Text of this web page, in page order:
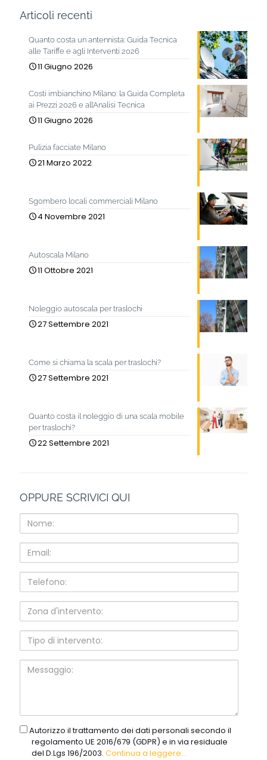
Articoli recenti
Quanto costa un antennista: Guida Tecnica
alle Tariffe e agli Interventi 2026
11 Giugno 2026
Costi imbianchino Milano: la Guida Completa
ai Prezzi 2026 e all’Analisi Tecnica
11 Giugno 2026
Pulizia facciate Milano
21 Marzo 2022
Sgombero locali commerciali Milano
4 Novembre 2021
Autoscala Milano
11 Ottobre 2021
Noleggio autoscala per traslochi
27 Settembre 2021
Come si chiama la scala per traslochi?
27 Settembre 2021
Quanto costa il noleggio di una scala mobile
per traslochi?
22 Settembre 2021
OPPURE SCRIVICI QUI
Nome:
Email:
Telefono:
Zona
d'intervento:
Tipo
intervento:
Messaggio:
gdprAutorizzo il trattamento dei dati personali secondo il
regolamento UE 2016/679 (GDPR) e in via residuale
del D.Lgs 196/2003. Continua a leggere...